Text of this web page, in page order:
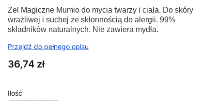
Żel Magiczne Mumio do mycia twarzy i ciała. Do skóry
wrażliwej i suchej ze skłonnością do alergii. 99%
składników naturalnych. Nie zawiera mydła.
Przejdź do pełnego opisu
Cena
36,74 zł
Ilość